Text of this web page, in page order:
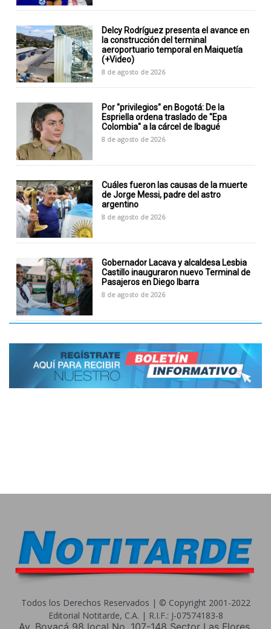
Delcy Rodríguez presenta el avance en
la construcción del terminal
aeroportuario temporal en Maiquetía
(+Video)
8 de agosto de 2026
Por "privilegios" en Bogotá: De la
Espriella ordena traslado de "Epa
Colombia" a la cárcel de Ibagué
8 de agosto de 2026
Cuáles fueron las causas de la muerte
de Jorge Messi, padre del astro
argentino
8 de agosto de 2026
Gobernador Lacava y alcaldesa Lesbia
Castillo inauguraron nuevo Terminal de
Pasajeros en Diego Ibarra
8 de agosto de 2026
Todos los Derechos Reservados | © Copyright 2001-2022
Editorial Notitarde, C.A. | R.I.F.: J-07574183-8
Av. Boyacá 98 local No. 107-148 Sector Las Flores.